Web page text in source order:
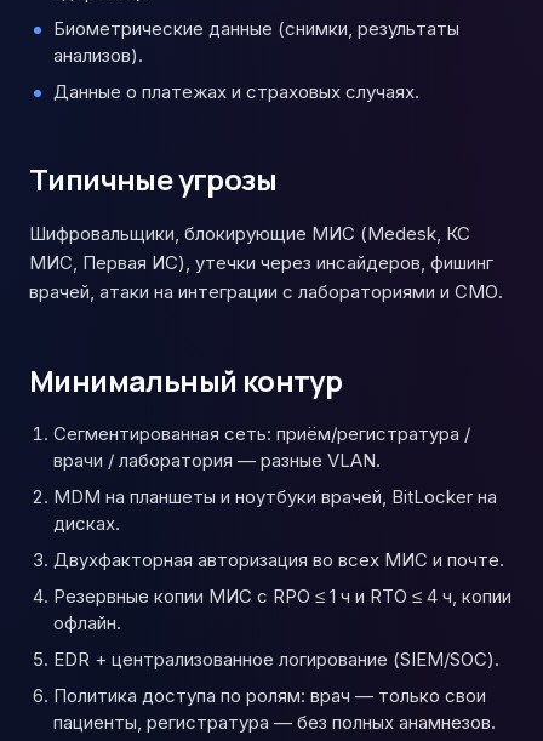
Биометрические данные (снимки, результаты
анализов).
Данные о платежах и страховых случаях.
Типичные угрозы
Шифровальщики, блокирующие МИС (Medesk, КС
МИС, Первая ИС), утечки через инсайдеров, фишинг
врачей, атаки на интеграции с лабораториями и СМО.
Минимальный контур
Сегментированная сеть: приём/регистратура /
врачи / лаборатория — разные VLAN.
MDM на планшеты и ноутбуки врачей, BitLocker на
дисках.
Двухфакторная авторизация во всех МИС и почте.
Резервные копии МИС с RPO ≤ 1 ч и RTO ≤ 4 ч, копии
офлайн.
EDR + централизованное логирование (SIEM/SOC).
Политика доступа по ролям: врач — только свои
пациенты, регистратура — без полных анамнезов.